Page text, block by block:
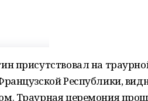
присутствовал на
Республики,
Траурная церемония